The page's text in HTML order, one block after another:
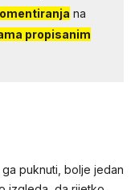
na
propisanim
puknuti, bolje jedan